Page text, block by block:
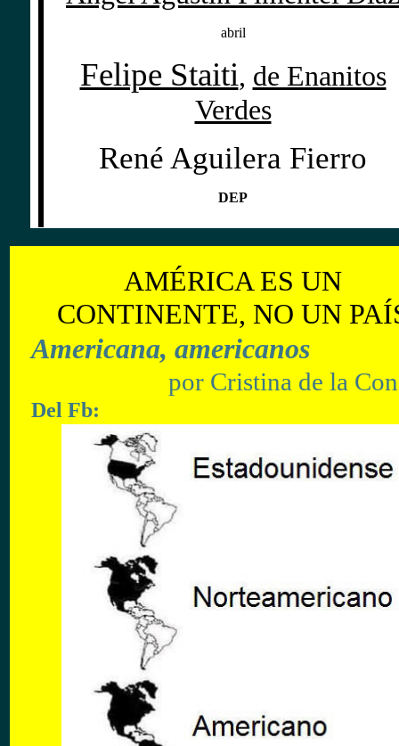
abril
Felipe Staiti, de Enanitos
Verdes
René Aguilera Fierro
DEP
AMÉRICA ES UN
CONTINENTE, NO UN
Americana, americanos
por Cristina de la
Del Fb: